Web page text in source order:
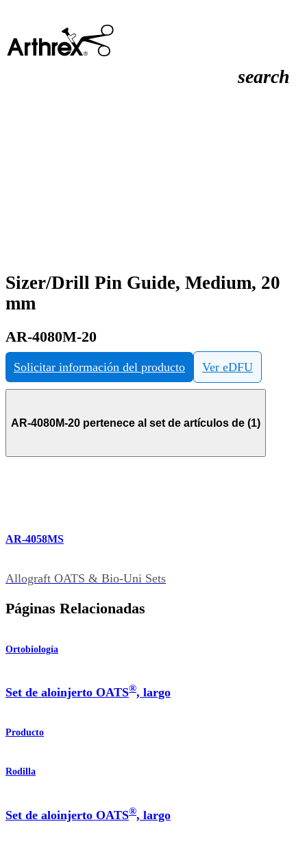
search
Sizer/Drill Pin Guide, Medium, 20
mm
AR-4080M-20
Solicitar información del producto Ver eDFU
AR-4080M-20 pertenece al set de artículos de (1)
AR-4058MS
Allograft OATS & Bio-Uni Sets
Páginas Relacionadas
Ortobiología
Set de aloinjerto OATS®, largo
Producto
Rodilla
Set de aloinjerto OATS®, largo